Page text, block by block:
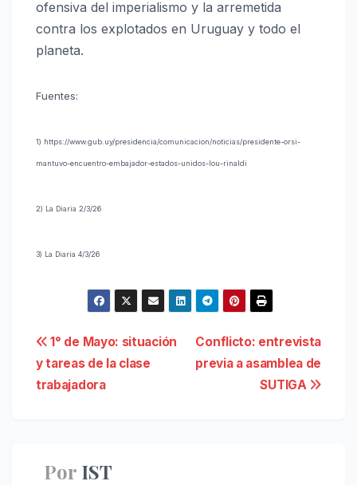
ofensiva del imperialismo y la arremetida
contra los explotados en Uruguay y todo el
planeta.
Fuentes:
1) https://www.gub.uy/presidencia/comunicacion/noticias/presidente-orsi-
mantuvo-encuentro-embajador-estados-unidos-lou-rinaldi
2) La Diaria 2/3/26
3) La Diaria 4/3/26
Navegación
de
Conflicto: entrevista
previa a asamblea de
SUTIGA
1° de Mayo: situación
y tareas de la clase
trabajadora
Por IST